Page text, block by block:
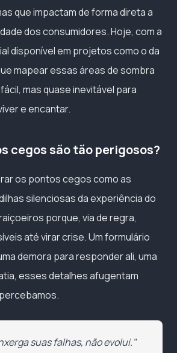
que impactam de forma direta a
dos consumidores. Hoje, com a
disponível em projetos como o da
mapear essas áreas de sombra
mas quase inevitável para
e encantar.
cegos são tão perigosos?
os pontos cegos como as
silenciosas da experiência do
porque, via de regra,
até virar crise. Um formulário
demora para responder ali, uma
esses detalhes afugentam
suas falhas, não evolui."